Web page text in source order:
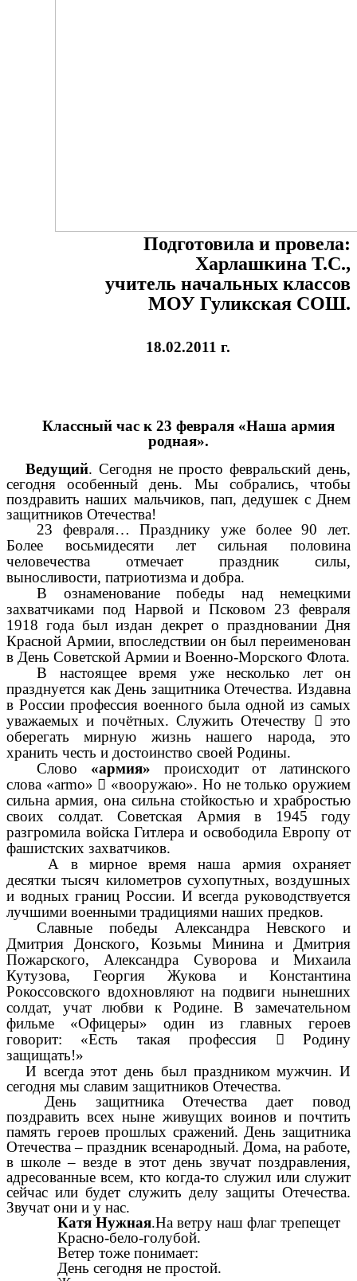
Подготовила и провела:
Харлашкина Т.С.,
учитель начальных классов
МОУ Гуликская СОШ.
18.02.2011 г.
Классный час к 23 февраля «Наша армия
родная».
Ведущий. Сегодня не просто февральский день,
сегодня особенный день. Мы собрались, чтобы
поздравить наших мальчиков, пап, дедушек с Днем
защитников Отечества!
23 февраля… Празднику уже более 90 лет.
Более восьмидесяти лет сильная половина
человечества отмечает праздник силы,
выносливости, патриотизма и добра.
В ознаменование победы над немецкими
захватчиками под Нарвой и Псковом 23 февраля
1918 года был издан декрет о праздновании Дня
Красной Армии, впоследствии он был переименован
в День Советской Армии и Военно-Морского Флота.
В настоящее время уже несколько лет он
празднуется как День защитника Отечества. Издавна
в России профессия военного была одной из самых
уважаемых и почётных. Служить Отечеству  это
оберегать мирную жизнь нашего народа, это
хранить честь и достоинство своей Родины.
Слово «армия» происходит от латинского
слова «armo»  «вооружаю». Но не только оружием
сильна армия, она сильна стойкостью и храбростью
своих солдат. Советская Армия в 1945 году
разгромила войска Гитлера и освободила Европу от
фашистских захватчиков.
А в мирное время наша армия охраняет
десятки тысяч километров сухопутных, воздушных
и водных границ России. И всегда руководствуется
лучшими военными традициями наших предков.
Славные победы Александра Невского и
Дмитрия Донского, Козьмы Минина и Дмитрия
Пожарского, Александра Суворова и Михаила
Кутузова, Георгия Жукова и Константина
Рокоссовского вдохновляют на подвиги нынешних
солдат, учат любви к Родине. В замечательном
фильме «Офицеры» один из главных героев
говорит: «Есть такая профессия  Родину
защищать!»
И всегда этот день был праздником мужчин. И
сегодня мы славим защитников Отечества.
День защитника Отечества дает повод
поздравить всех ныне живущих воинов и почтить
память героев прошлых сражений. День защитника
Отечества – праздник всенародный. Дома, на работе,
в школе – везде в этот день звучат поздравления,
адресованные всем, кто когда-то служил или служит
сейчас или будет служить делу защиты Отечества.
Звучат они и у нас.
Катя Нужная.На ветру наш флаг трепещет
Красно-бело-голубой.
Ветер тоже понимает:
День сегодня не простой.